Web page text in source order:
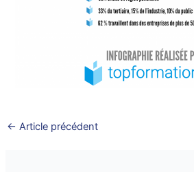
← Article précédent